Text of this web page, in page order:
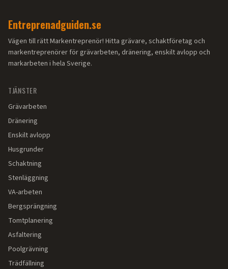
Entreprenadguiden.se
Vägen till rätt Markentreprenör! Hitta grävare, schaktföretag och
markentreprenörer för grävarbeten, dränering, enskilt avlopp och
markarbeten i hela Sverige.
TJÄNSTER
Grävarbeten
Dränering
Enskilt avlopp
Husgrunder
Schaktning
Stenläggning
VA-arbeten
Bergsprängning
Tomtplanering
Asfaltering
Poolgrävning
Trädfällning